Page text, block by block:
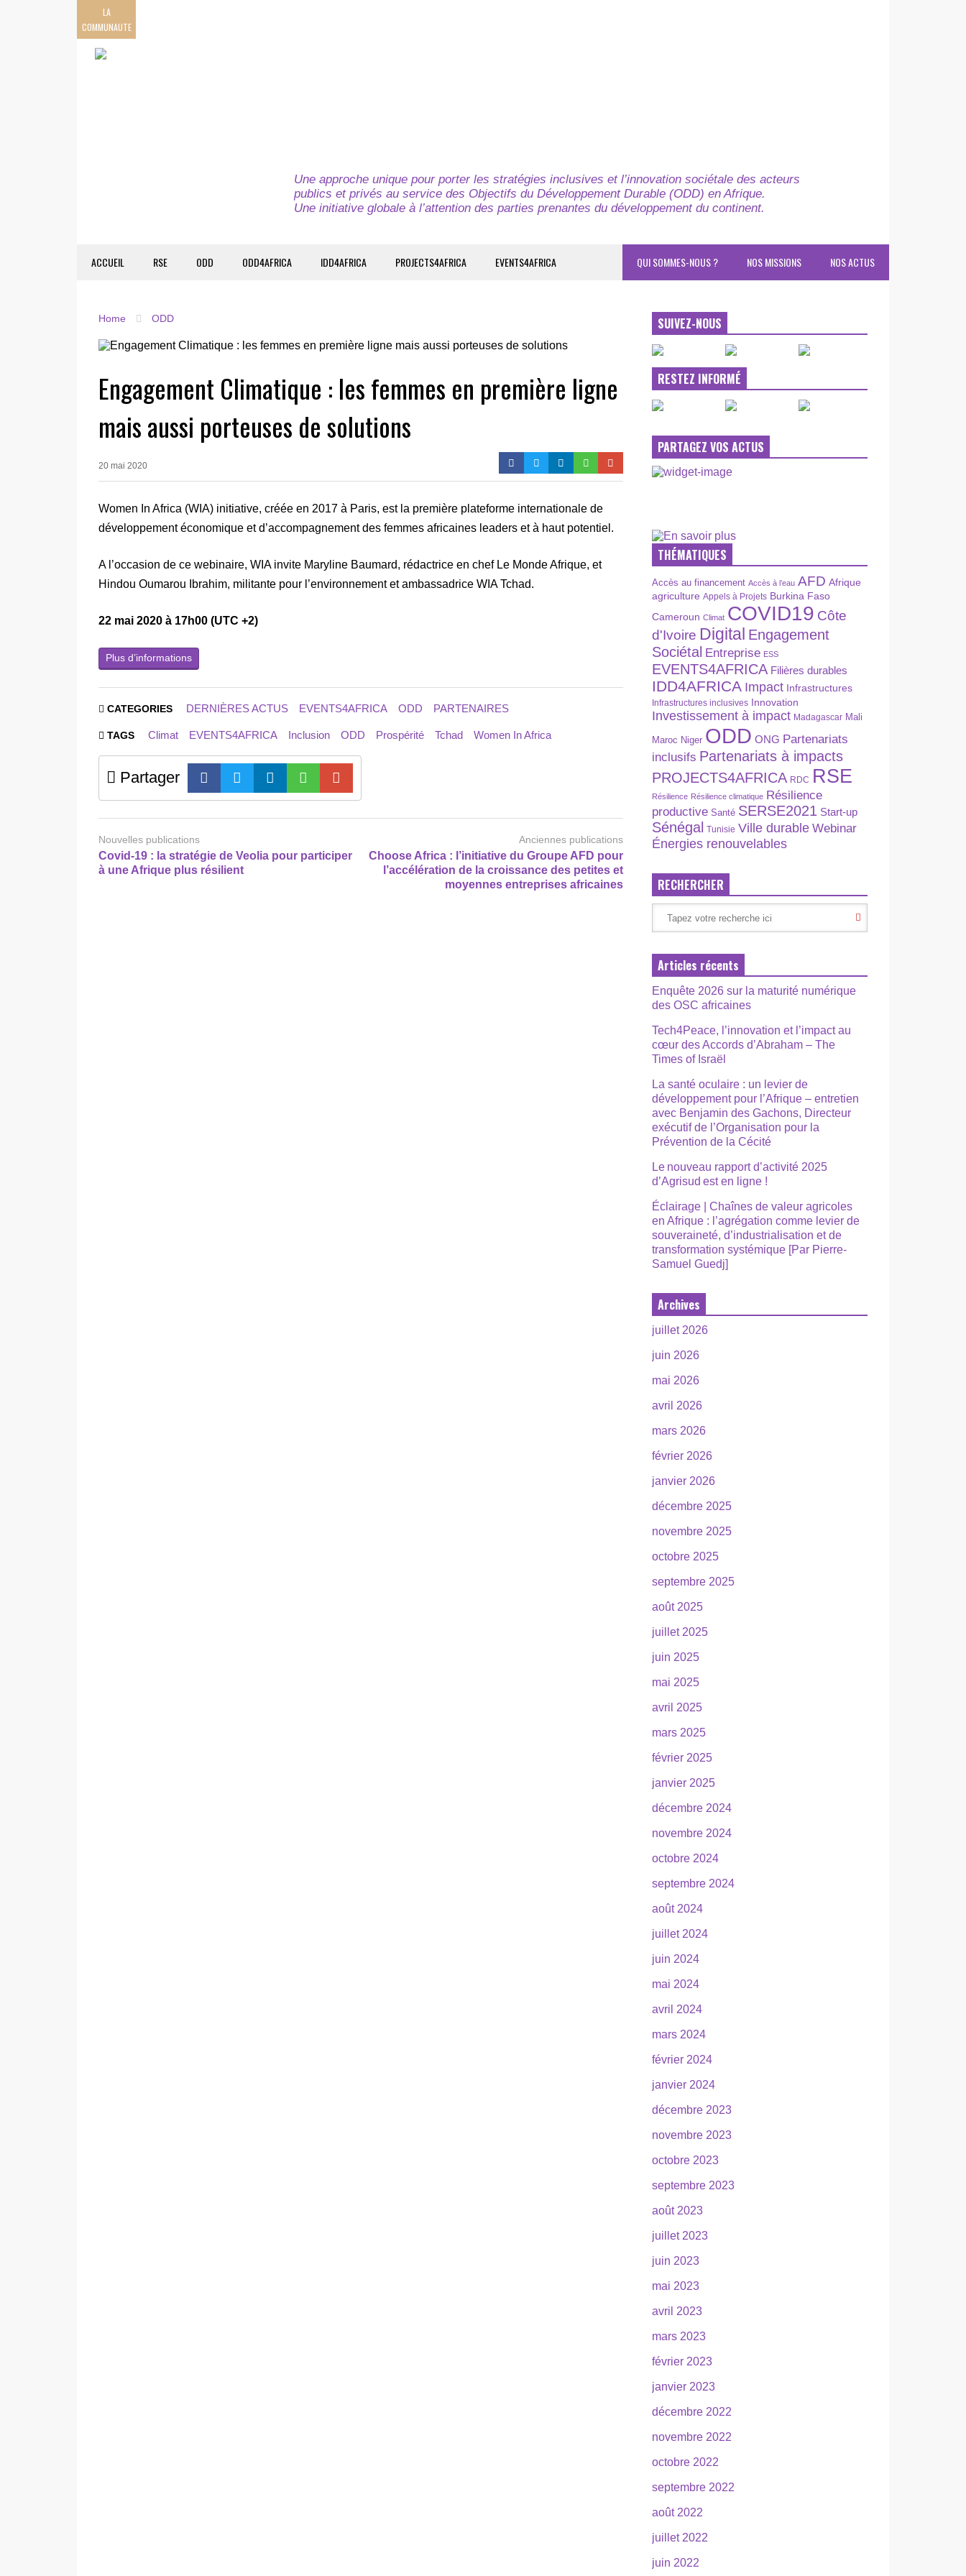
LA
COMMUNAUTE
Une approche unique pour porter les stratégies inclusives et l’innovation sociétale des acteurs
publics et privés au service des Objectifs du Développement Durable (ODD) en Afrique.
Une initiative globale à l’attention des parties prenantes du développement du continent.
ACCUEIL RSE ODD ODD4AFRICA IDD4AFRICA PROJECTS4AFRICA EVENTS4AFRICA NOS ACTUS
NOS MISSIONS
QUI SOMMES-NOUS ?
Home ODD
Engagement Climatique : les femmes en première ligne
mais aussi porteuses de solutions
20 mai 2020
Women In Africa (WIA) initiative, créée en 2017 à Paris, est la première plateforme internationale de
développement économique et d’accompagnement des femmes africaines leaders et à haut potentiel.
A l’occasion de ce webinaire, WIA invite Maryline Baumard, rédactrice en chef Le Monde Afrique, et
Hindou Oumarou Ibrahim, militante pour l’environnement et ambassadrice WIA Tchad.
22 mai 2020 à 17h00 (UTC +2)
Plus d’informations
CATEGORIES DERNIÈRES ACTUS EVENTS4AFRICA ODD PARTENAIRES
TAGS Climat EVENTS4AFRICA Inclusion ODD Prospérité Tchad Women In Africa
Partager
Nouvelles publications
Covid-19 : la stratégie de Veolia pour participer
à une Afrique plus résilient
Anciennes publications
Choose Africa : l’initiative du Groupe AFD pour
l’accélération de la croissance des petites et
moyennes entreprises africaines
SUIVEZ-NOUS
RESTEZ INFORMÉ
PARTAGEZ VOS ACTUS
THÉMATIQUES
Accès au financement Accès à l’eau AFD Afrique
agriculture Appels à Projets Burkina Faso
Cameroun Climat COVID19 Côte
d'Ivoire Digital Engagement
Sociétal Entreprise ESS
EVENTS4AFRICA Filières durables
IDD4AFRICA Impact Infrastructures
Infrastructures inclusives Innovation
Investissement à impact Madagascar Mali
Maroc Niger ODD ONG Partenariats
inclusifs Partenariats à impacts
PROJECTS4AFRICA RDC RSE
Résilience Résilience climatique Résilience
productive Santé SERSE2021 Start-up
Sénégal Tunisie Ville durable Webinar
Énergies renouvelables
RECHERCHER
Articles récents
Enquête 2026 sur la maturité numérique
des OSC africaines
Tech4Peace, l’innovation et l’impact au
cœur des Accords d’Abraham – The
Times of Israël
La santé oculaire : un levier de
développement pour l’Afrique – entretien
avec Benjamin des Gachons, Directeur
exécutif de l’Organisation pour la
Prévention de la Cécité
Le nouveau rapport d’activité 2025
d’Agrisud est en ligne !
Éclairage | Chaînes de valeur agricoles
en Afrique : l’agrégation comme levier de
souveraineté, d’industrialisation et de
transformation systémique [Par Pierre-
Samuel Guedj]
Archives
juillet 2026
juin 2026
mai 2026
avril 2026
mars 2026
février 2026
janvier 2026
décembre 2025
novembre 2025
octobre 2025
septembre 2025
août 2025
juillet 2025
juin 2025
mai 2025
avril 2025
mars 2025
février 2025
janvier 2025
décembre 2024
novembre 2024
octobre 2024
septembre 2024
août 2024
juillet 2024
juin 2024
mai 2024
avril 2024
mars 2024
février 2024
janvier 2024
décembre 2023
novembre 2023
octobre 2023
septembre 2023
août 2023
juillet 2023
juin 2023
mai 2023
avril 2023
mars 2023
février 2023
janvier 2023
décembre 2022
novembre 2022
octobre 2022
septembre 2022
août 2022
juillet 2022
juin 2022